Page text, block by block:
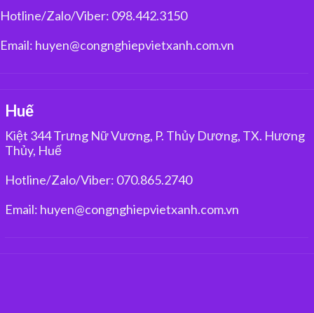
Hotline/Zalo/Viber: 098.442.3150
Email: huyen@congnghiepvietxanh.com.vn
Huế
Kiệt 344 Trưng Nữ Vương, P. Thủy Dương, TX. Hương
Thủy, Huế
Hotline/Zalo/Viber: 070.865.2740
Email: huyen@congnghiepvietxanh.com.vn